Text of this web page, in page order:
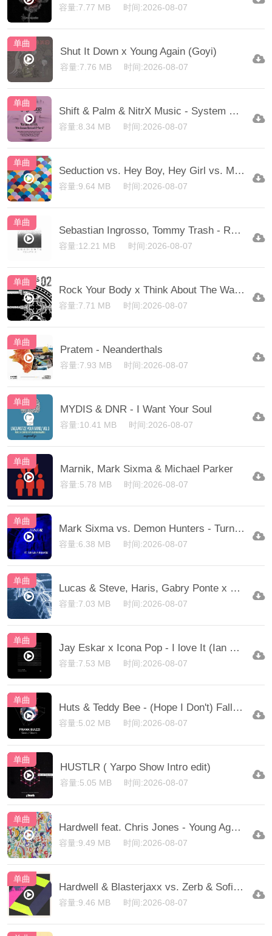
容量:7.77 MB 时间:2026-08-07
单曲
Shut It Down x Young Again (Goyi)
容量:7.76 MB 时间:2026-08-07
单曲
Shift & Palm & NitrX Music - System Rewrite
容量:8.34 MB 时间:2026-08-07
单曲
Seduction vs. Hey Boy, Hey Girl vs. Mad Wo-1
容量:9.64 MB 时间:2026-08-07
单曲
Sebastian Ingrosso, Tommy Trash - Reload (NAEMS Remix)
容量:12.21 MB 时间:2026-08-07
单曲
Rock Your Body x Think About The Way x Maranza
容量:7.71 MB 时间:2026-08-07
单曲
Pratem - Neanderthals
容量:7.93 MB 时间:2026-08-07
单曲
MYDIS & DNR - I Want Your Soul
容量:10.41 MB 时间:2026-08-07
单曲
Marnik, Mark Sixma & Michael Parker
容量:5.78 MB 时间:2026-08-07
单曲
Mark Sixma vs. Demon Hunters - Turn It Golden (Highup Mainstage Edit)
容量:6.38 MB 时间:2026-08-07
单曲
Lucas & Steve, Haris, Gabry Ponte x Kohe
容量:7.03 MB 时间:2026-08-07
单曲
Jay Eskar x Icona Pop - I love It (Ian Sndrz)
容量:7.53 MB 时间:2026-08-07
单曲
Huts & Teddy Bee - (Hope I Don't) Fall (Tmu Short Edit)
容量:5.02 MB 时间:2026-08-07
单曲
HUSTLR ( Yarpo Show Intro edit)
容量:5.05 MB 时间:2026-08-07
单曲
Hardwell feat. Chris Jones - Young Again (Triangle x Jessee Remix) (Extended)
容量:9.49 MB 时间:2026-08-07
单曲
Hardwell & Blasterjaxx vs. Zerb & Sofiya Nzau - Beat Of The Drum vs. Mwaki (Hardwell)
容量:9.46 MB 时间:2026-08-07